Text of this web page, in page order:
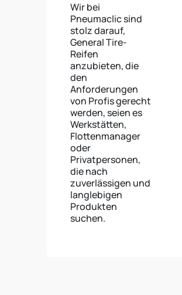
Wir bei
Pneumaclic sind
stolz darauf,
General Tire-
Reifen
anzubieten, die
den
Anforderungen
von Profis gerecht
werden, seien es
Werkstätten,
Flottenmanager
oder
Privatpersonen,
die nach
zuverlässigen und
langlebigen
Produkten
suchen.